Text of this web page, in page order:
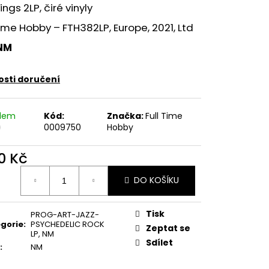
2LP, čiré vinyly
Hobby – FTH382LP, Europe, 2021, Ltd
doručení
Kód:
0009750
Značka:Full Time
Hobby
Kč
DO KOŠÍKU
:
PROG-ART-JAZZ-
PSYCHEDELIC ROCK
LP, NM
: NM
Tisk
Zeptat se
Sdílet
PIPER AT THE GATES